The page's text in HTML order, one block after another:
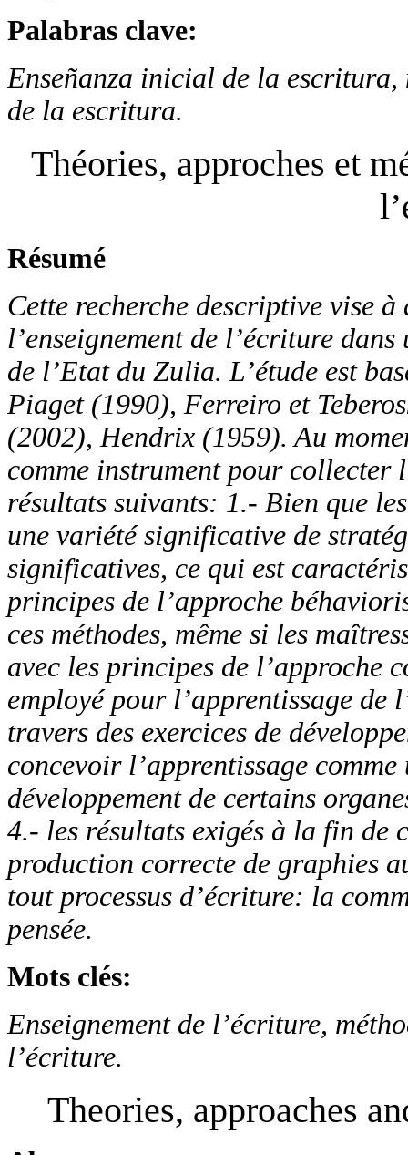
Palabras clave:
Enseñanza inicial de la
de la escritura.
Théories, approches et
Résumé
Cette recherche descriptive vise
l’enseignement de l’écriture
de l’Etat du Zulia. L’étude est
Piaget (1990), Ferreiro et
(2002), Hendrix (1959). Au
comme instrument pour collecter
résultats suivants: 1.- Bien que
une variété significative de
significatives, ce qui est
principes de l’approche
ces méthodes, même si les
avec les principes de l’approche
employé pour l’apprentissage
travers des exercices de
concevoir l’apprentissage
développement de certains
4.- les résultats exigés à la fin de
production correcte de graphies
tout processus d’écriture: la
pensée.
Mots clés:
Enseignement de l’écriture,
l’écriture.
Theories, approaches